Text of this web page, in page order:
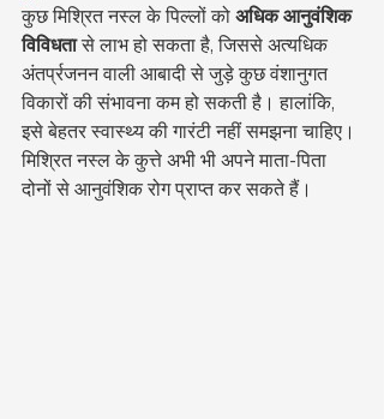
कुछ मिश्रित नस्ल के पिल्लों को अधिक आनुवंशिक
विविधता से लाभ हो सकता है, जिससे अत्यधिक
अंतर्प्रजनन वाली आबादी से जुड़े कुछ वंशानुगत
विकारों की संभावना कम हो सकती है। हालांकि,
इसे बेहतर स्वास्थ्य की गारंटी नहीं समझना चाहिए।
मिश्रित नस्ल के कुत्ते अभी भी अपने माता-पिता
दोनों से आनुवंशिक रोग प्राप्त कर सकते हैं।